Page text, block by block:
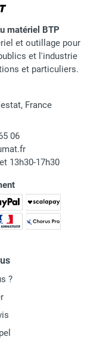
matériel BTP
et outillage pour
et l'industrie
et particuliers.
France
06
13h30-17h30
?